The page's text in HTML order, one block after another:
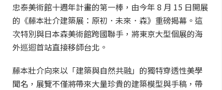
忠泰美術館十週年計畫的第一棒，由今年 8 月 15 日開展
的《藤本壯介建築展：原初．未來．森》重磅揭幕。這
次特別與日本森美術館跨國聯手，將東京大型個展的海
外巡迴首站直接移師台北。
藤本壯介向來以「建築與自然共融」的獨特穿透性美學
聞名，展覽不僅將帶來大量珍貴的建築模型與手稿，帶